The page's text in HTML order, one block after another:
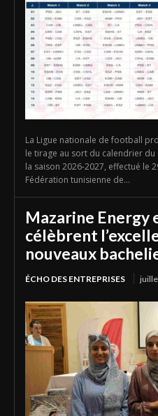
La Ligue nationale de football
le tirage au sort du calendrier
la saison 2026-2027, effectué le
Fédération tunisienne de...
Mazarine Energy
célèbrent
nouveaux
ÉCHO DES ENTREPRISES